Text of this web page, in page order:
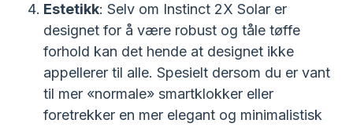
Estetikk: Selv om Instinct 2X Solar er
designet for å være robust og tåle tøffe
forhold kan det hende at designet ikke
appellerer til alle. Spesielt dersom du er vant
til mer «normale» smartklokker eller
foretrekker en mer elegant og minimalistisk